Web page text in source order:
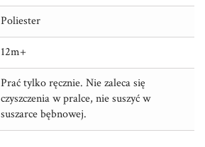
Poliester
12m+
Prać tylko ręcznie. Nie zaleca się
czyszczenia w pralce, nie suszyć w
suszarce bębnowej.